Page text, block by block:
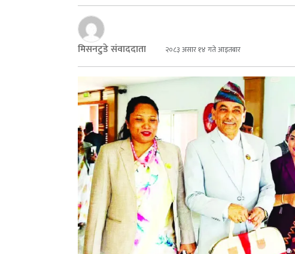
मिसनटुडे संवाददाता २०८३ असार १४ गते आइतबार